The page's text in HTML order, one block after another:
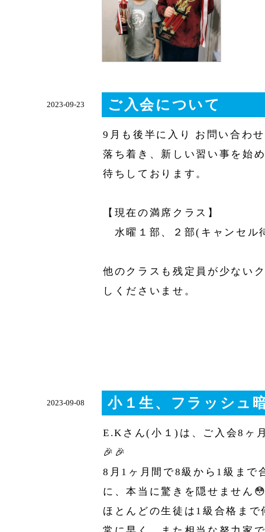
2023-09-23 ご入会について
9月も後半に入り お問い合わ
落ち着き、新しい習い事を始
待ちしております。
【現在の満席クラス】
水曜１部、２部(キャンセル
他のクラスも残定員が少ない
しくださいませ。
2023-09-08 小１生、フラッシュ
E.Kさん(小１)は、ご入会8ヶ
🎉🎉
8月1ヶ月間で8級から1級まで
に、本当に驚きを隠せません
ほとんどの生徒は1級合格ま